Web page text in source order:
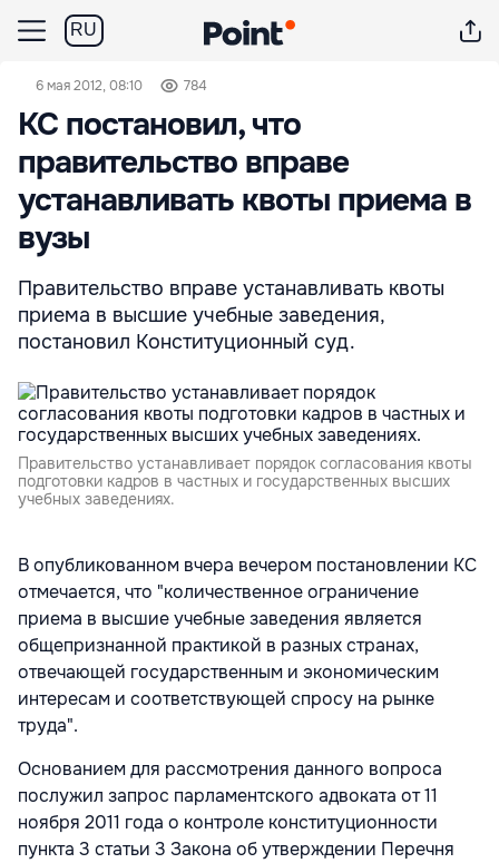
RU
6 мая 2012, 08:10 784
КС постановил, что
правительство вправе
устанавливать квоты приема в
вузы
Правительство вправе устанавливать квоты
приема в высшие учебные заведения,
постановил Конституционный суд.
Правительство устанавливает порядок согласования квоты
подготовки кадров в частных и государственных высших
учебных заведениях.
В опубликованном вчера вечером постановлении КС
отмечается, что "количественное ограничение
приема в высшие учебные заведения является
общепризнанной практикой в разных странах,
отвечающей государственным и экономическим
интересам и соответствующей спросу на рынке
труда".
Основанием для рассмотрения данного вопроса
послужил запрос парламентского адвоката от 11
ноября 2011 года о контроле конституционности
пункта 3 статьи 3 Закона об утверждении Перечня